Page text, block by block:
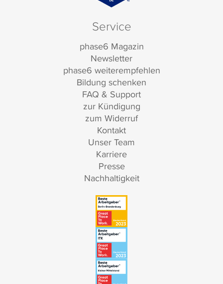
Service
phase6 Magazin
Newsletter
phase6 weiterempfehlen
Bildung schenken
FAQ & Support
zur Kündigung
zum Widerruf
Kontakt
Unser Team
Karriere
Presse
Nachhaltigkeit